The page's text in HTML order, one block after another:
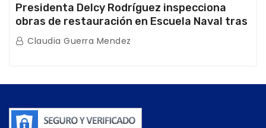
Presidenta Delcy Rodríguez inspecciona
obras de restauración en Escuela Naval tras
afectaciones sísmicas en La Guaira
Claudia Guerra Mendez